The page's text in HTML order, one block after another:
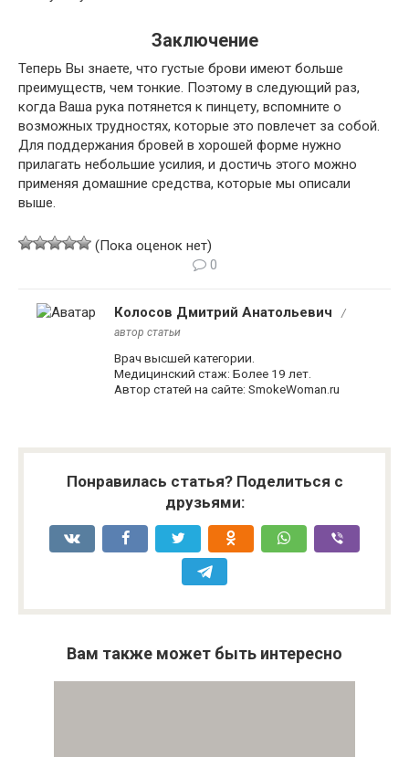
Заключение
Теперь Вы знаете, что густые брови имеют больше
преимуществ, чем тонкие. Поэтому в следующий раз,
когда Ваша рука потянется к пинцету, вспомните о
возможных трудностях, которые это повлечет за собой.
Для поддержания бровей в хорошей форме нужно
прилагать небольшие усилия, и достичь этого можно
применяя домашние средства, которые мы описали
выше.
(Пока оценок нет)
0
Колосов Дмитрий Анатольевич
/
автор статьи
Врач высшей категории.
Медицинский стаж: Более 19 лет.
Автор статей на сайте: SmokeWoman.ru
Понравилась статья? Поделиться с
друзьями:
Вам также может быть интересно